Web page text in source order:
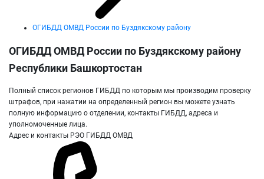
ОГИБДД ОМВД России по Буздякскому району
ОГИБДД ОМВД России по Буздякскому району
Республики Башкортостан
Полный список регионов ГИБДД по которым мы производим проверку
штрафов, при нажатии на определенный регион вы можете узнать
полную информацию о отделении, контакты ГИБДД, адреса и
уполномоченные лица.
Адрес и контакты РЭО ГИБДД ОМВД